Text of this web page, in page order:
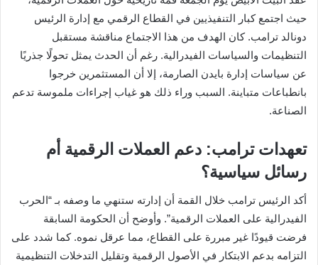
حيث اجتمع كبار التنفيذيين في القطاع الرقمي مع إدارة الرئيس
دونالد ترامب. كان الهدف من هذا الاجتماع مناقشة مستقبل
التنظيمات والسياسات الفيدرالية. رغم أن الحدث يمثل تحولًا جذريًا
عن سياسات إدارة بايدن الصارمة، إلا أن المستثمرين خرجوا
بانطباعات متباينة. السبب وراء ذلك هو غياب إجراءات ملموسة تدعم
الصناعة.
تعهدات ترامب: دعم العملات الرقمية أم
رسائل سياسية؟
أكد الرئيس ترامب خلال القمة أن إدارته ستنهي ما وصفه بـ “الحرب
الفيدرالية على العملات الرقمية”. وأوضح أن الحكومة السابقة
فرضت قيودًا غير مبررة على القطاع، مما عرقل نموه. كما شدد على
التزامه بدعم الابتكار في الأصول الرقمية وتقليل التدخلات التنظيمية